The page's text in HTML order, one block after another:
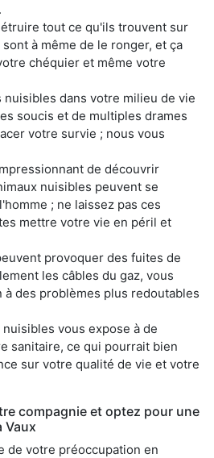
tout ce qu'ils trouvent sur
à même de le ronger, et ça
chéquier et même votre
nuisibles dans votre milieu de vie
soucis et de multiples drames
votre survie ; nous vous
de découvrir
nuisibles peuvent se
; ne laissez pas ces
mettre votre vie en péril et
provoquer des fuites de
les câbles du gaz, vous
des problèmes plus redoutables
vous expose à de
sanitaire, ce qui pourrait bien
sur votre qualité de vie et votre
compagnie et optez pour une
Vaux
de votre préoccupation en